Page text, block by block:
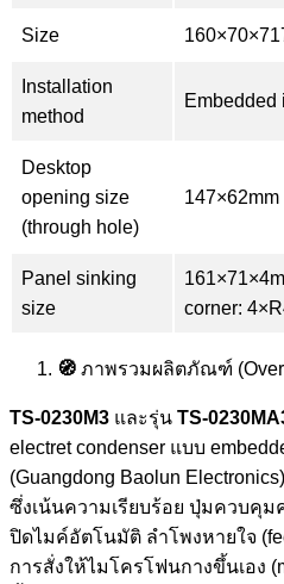
Size
Installation
method
Embedded
Desktop
opening size
(through hole)
147×62mm
Panel sinking
size
corner:
🧭 ภาพรวมผลิตภัณฑ์
TS‑0230M3 และรุ่น
electret condenser แบบ
(Guangdong Baolun
ซึ่งเน้นความเรียบร้อย ปุ่มควบคุม
ปิดไมค์อัตโนมัติ ลำโพงหายใจ
การสั่งให้ไมโครโฟนกางขึ้นเอง